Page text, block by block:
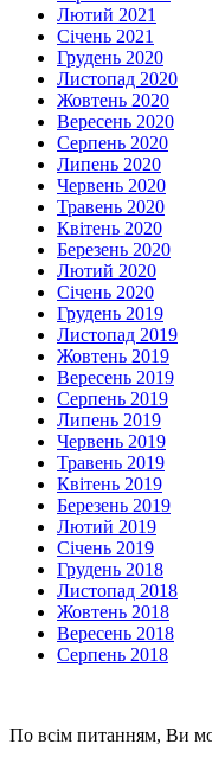
Лютий 2021
Січень 2021
Грудень 2020
Листопад 2020
Жовтень 2020
Вересень 2020
Серпень 2020
Липень 2020
Червень 2020
Травень 2020
Квітень 2020
Березень 2020
Лютий 2020
Січень 2020
Грудень 2019
Листопад 2019
Жовтень 2019
Вересень 2019
Серпень 2019
Липень 2019
Червень 2019
Травень 2019
Квітень 2019
Березень 2019
Лютий 2019
Січень 2019
Грудень 2018
Листопад 2018
Жовтень 2018
Вересень 2018
Серпень 2018
По всім питанням, Ви